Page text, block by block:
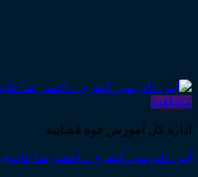
مشاهده
اداره کل آموزش قوه قضاییه
آیین دادرسی کیفری ـ احمدرضا عابدی